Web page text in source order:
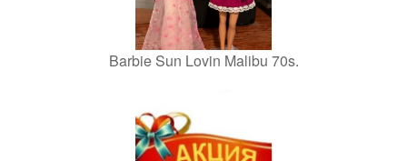
Barbie Sun Lovin Malibu 70s.